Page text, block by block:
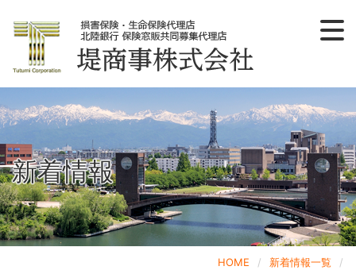
〒930-0085 富山県富山市丸の内1-8-10（富山丸の内ビル3F）
ほくほくFG・友好会社にお勤めのみなさまへ
新着情報
HOME 新着情報一覧